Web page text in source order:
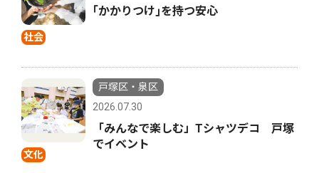
社会
｢かかりつけ｣を持つ安心
文化
戸塚区・泉区
2026.07.30
「みんなで楽しむ」Tシャツデコ 戸塚
でイベント